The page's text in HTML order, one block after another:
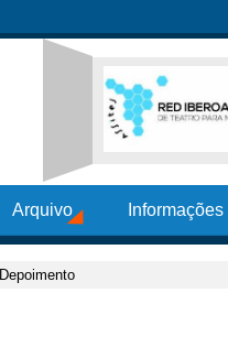
Arquivo
Depoimento